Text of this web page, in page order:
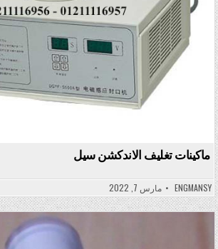
ماكينات تغليف الاندكشن سيل
ENGMANSY مارس 7, 2022